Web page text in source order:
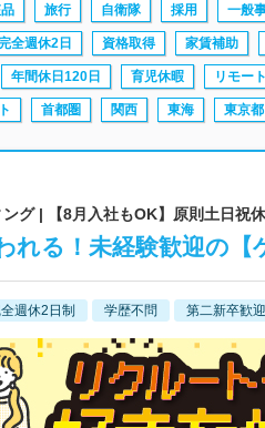
旅行 自衛隊 採用 一般
全週休2日 資格取得 家賃補助
年間休日120日 育児休暇 リモー
首都圏 関西 東海 東京都
グ | 【8月入社もOK】原則土日祝
れる！未経験歓迎の【
週休2日制 学歴不問 第二新卒歓迎